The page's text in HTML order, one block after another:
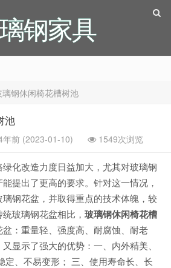
钢家具
璃钢休闲椅花槽树池
池
年前 (2023-01-10) 1549次浏览
化改造力度日益加大，尤其对玻璃钢
提出了更高的要求。针对这一情况，
钢花盆，并取得重点的技术体魄，较
玻璃钢花盆相比， 玻璃钢休闲椅花槽
：重量轻、强度高、耐腐蚀、耐老
显示了强大的优势：一、内外精美、
定、不易变形； 三、使用寿命长、长